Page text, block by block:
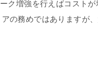
ク増強を行えばコスト
の務めではありますが